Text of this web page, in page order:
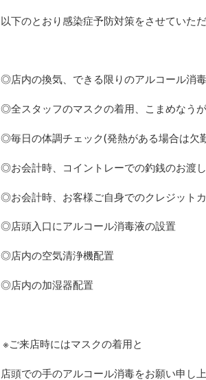
以下のとおり感染症予防対策をさせていただ
◎店内の換気、できる限りのアルコール消毒
◎全スタッフのマスクの着用、こまめなうが
◎毎日の体調チェック(発熱がある場合は欠
◎お会計時、コイントレーでの釣銭のお渡し
◎お会計時、お客様ご自身でのクレジットカ
◎店頭入口にアルコール消毒液の設置
◎店内の空気清浄機配置
◎店内の加湿器配置
※ご来店時にはマスクの着用と
店頭での手のアルコール消毒をお願い申し上